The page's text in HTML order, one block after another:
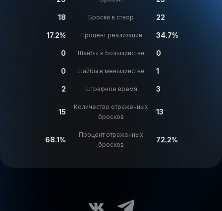
18 Броски в створ 22
17.2% Процент реализации 34.7%
0 Шайбы в большинстве 0
0 Шайбы в меньшинстве 1
2 Штрафное время 3
15
Количество отраженных
бросков
13
68.1%
Процент отраженных
бросков
72.2%